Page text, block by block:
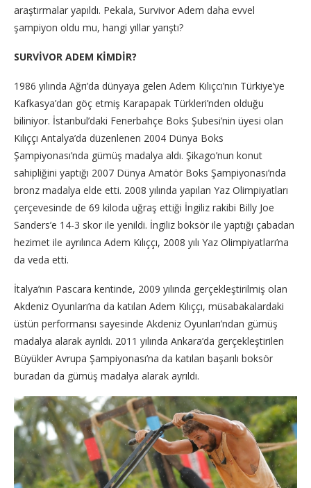
araştırmalar yapıldı. Pekala, Survivor Adem daha evvel
şampiyon oldu mu, hangi yıllar yarıştı?
SURVİVOR ADEM KİMDİR?
1986 yılında Ağrı’da dünyaya gelen Adem Kılıçcı’nın Türkiye’ye
Kafkasya’dan göç etmiş Karapapak Türkleri’nden olduğu
biliniyor. İstanbul’daki Fenerbahçe Boks Şubesi’nin üyesi olan
Kılıççı Antalya’da düzenlenen 2004 Dünya Boks
Şampiyonası’nda gümüş madalya aldı. Şikago’nun konut
sahipliğini yaptığı 2007 Dünya Amatör Boks Şampiyonası’nda
bronz madalya elde etti. 2008 yılında yapılan Yaz Olimpiyatları
çerçevesinde de 69 kiloda uğraş ettiği İngiliz rakibi Billy Joe
Sanders’e 14-3 skor ile yenildi. İngiliz boksör ile yaptığı çabadan
hezimet ile ayrılınca Adem Kılıççı, 2008 yılı Yaz Olimpiyatları’na
da veda etti.
İtalya’nın Pascara kentinde, 2009 yılında gerçekleştirilmiş olan
Akdeniz Oyunları’na da katılan Adem Kılıççı, müsabakalardaki
üstün performansı sayesinde Akdeniz Oyunları’ndan gümüş
madalya alarak ayrıldı. 2011 yılında Ankara’da gerçekleştirilen
Büyükler Avrupa Şampiyonası’na da katılan başarılı boksör
buradan da gümüş madalya alarak ayrıldı.